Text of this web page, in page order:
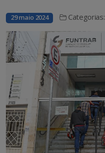
29 maio 2024 Categorias: